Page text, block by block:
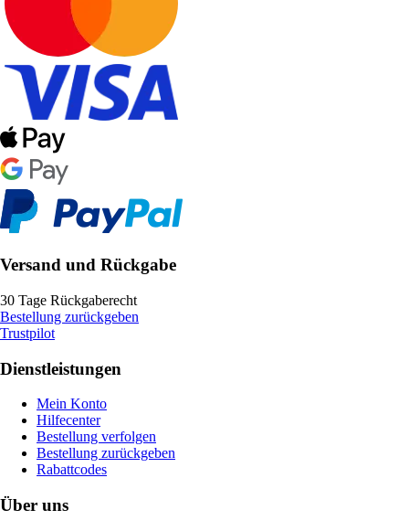
Versand und Rückgabe
30 Tage Rückgaberecht
Bestellung zurückgeben
Trustpilot
Dienstleistungen
Mein Konto
Hilfecenter
Bestellung verfolgen
Bestellung zurückgeben
Rabattcodes
Über uns